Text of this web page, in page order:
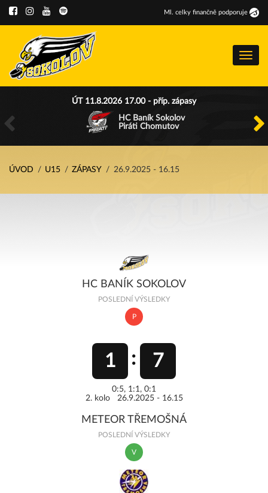
Ml . celky finančně podporuje
Menu
ÚT 11.8.2026 17.00 - příp. zápasy
HC Baník Sokolov
Piráti Chomutov
ÚVOD U15 ZÁPASY 26.9.2025 - 16.15
HC BANÍK SOKOLOV
POSLEDNÍ VÝSLEDKY
P
1 7
0:5, 1:1, 0:1
2. kolo 26.9.2025 - 16.15
METEOR TŘEMOŠNÁ
POSLEDNÍ VÝSLEDKY
V